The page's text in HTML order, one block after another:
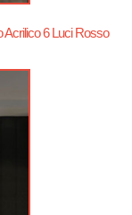
Acrilico 6 Luci Rosso